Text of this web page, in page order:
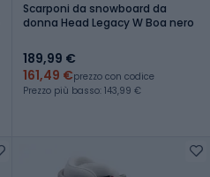
Scarponi da snowboard da
donna Head Legacy W Boa nero
189,99 €
161,49 €prezzo con codice
Prezzo più basso: 143,99 €